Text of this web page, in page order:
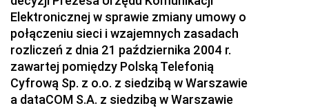
Dziennik Urzędowy Ministra Cyfryzacji
Dziennik Urzędowy Ministra Rozwoju
Dziennik Urzędowy Ministra Infrastruktury i
Budownictwa
Dziennik Urzędowy Ministra Gospodarki Morskiej i
Elektronicznej w sprawie zmiany umowy o
połączeniu sieci i wzajemnych zasadach
rozliczeń z dnia 21 października 2004 r.
zawartej pomiędzy Polską Telefonią
Cyfrową Sp. z o.o. z siedzibą w Warszawie
a dataCOM S.A. z siedzibą w Warszawie